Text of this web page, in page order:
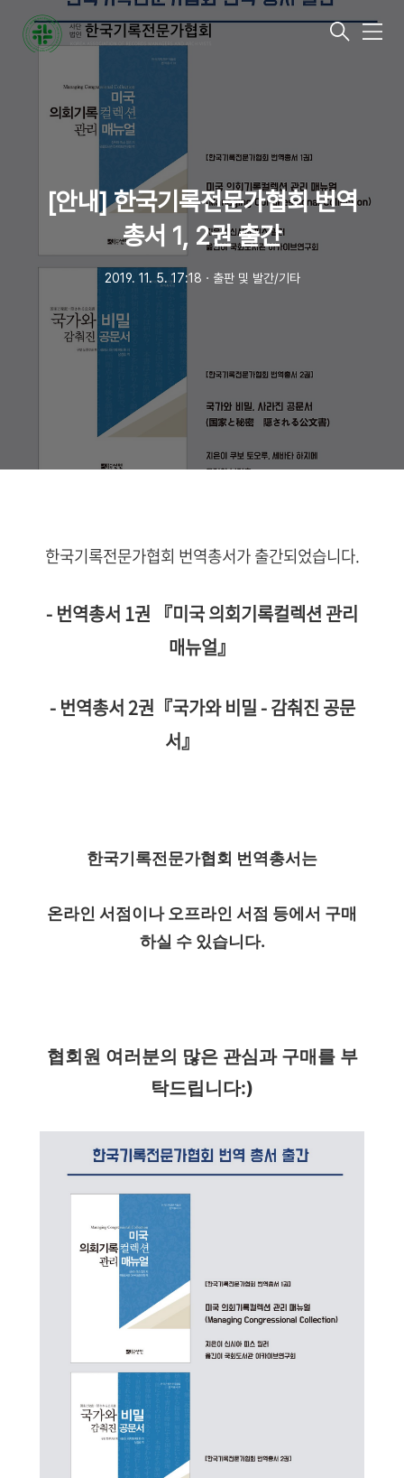
메
[안내] 한국기록전문가협회 번역
총서 1, 2권 출간
2019. 11. 5. 17:18 ㆍ 출판 및 발간/기타
한국기록전문가협회 번역총서가 출간되었습니다.
- 번역총서 1권 『미국 의회기록컬렉션 관리
매뉴얼』
- 번역총서 2권『국가와 비밀 - 감춰진 공문
서』
한국기록전문가협회 번역총서는
온라인 서점이나 오프라인 서점 등에서 구매
하실 수 있습니다.
협회원 여러분의 많은 관심과 구매를 부
탁드립니다:)